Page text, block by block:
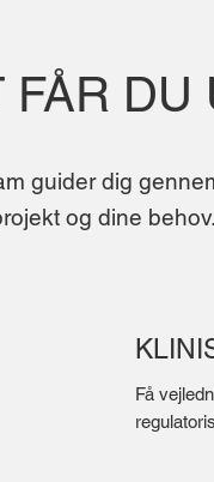
FÅR DU
guider dig
og dine behov.
Få